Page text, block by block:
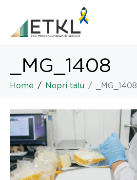
_MG_1408
Home Nopri talu _MG_1408